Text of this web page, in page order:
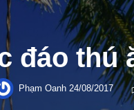
đáo thú
Phạm Oanh24/08/2017